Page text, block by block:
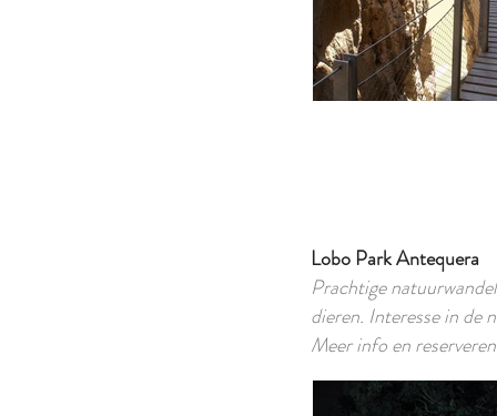
Lobo Park Antequera
Prachtige
dieren. Interesse in de
Meer info en